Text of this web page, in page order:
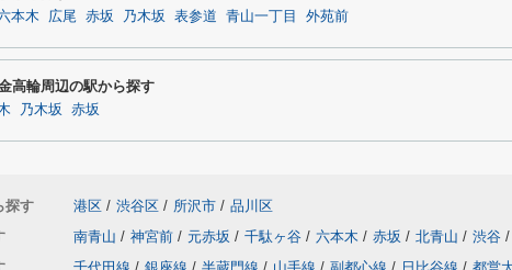
本木 広尾 赤坂 乃木坂 表参道 青山一丁目 外苑前
高輪周辺の駅から探す
乃木坂 赤坂
探す 港区 / 渋谷区 / 所沢市 / 品川区
南青山 / 神宮前 / 元赤坂 / 千駄ヶ谷 / 六本木 / 赤坂 / 北青山 / 渋谷 /